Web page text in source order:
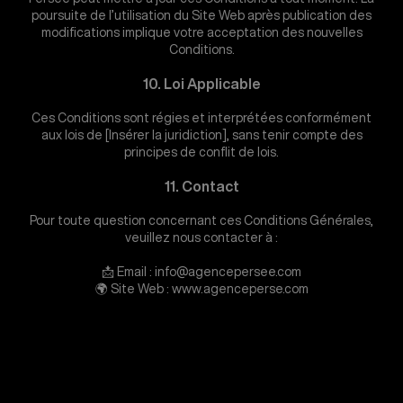
poursuite de l’utilisation du Site Web après publication des
modifications implique votre acceptation des nouvelles
Conditions.
10. Loi Applicable
Ces Conditions sont régies et interprétées conformément
aux lois de [Insérer la juridiction], sans tenir compte des
principes de conflit de lois.
11. Contact
Pour toute question concernant ces Conditions Générales,
veuillez nous contacter à :
📩 Email : info@agencepersee.com
🌍 Site Web : www.agenceperse.com